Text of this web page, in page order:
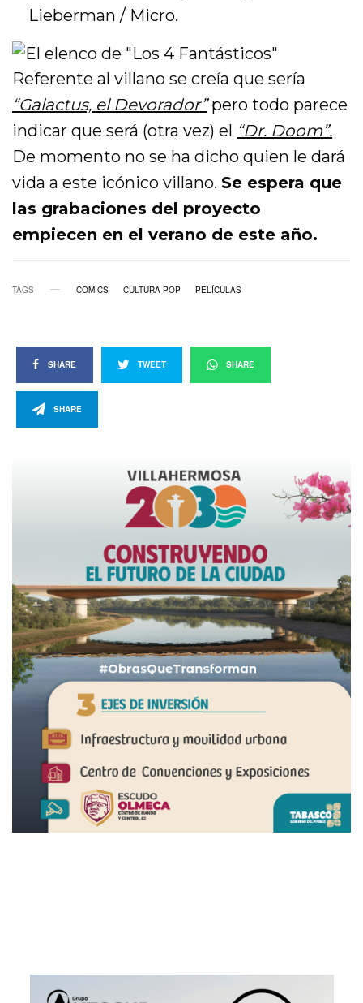
Lieberman / Micro.
Referente al villano se creía que sería
“Galactus, el Devorador”pero todo parece
indicar que será (otra vez) el “Dr. Doom”.
De momento no se ha dicho quien le dará
vida a este icónico villano.Se espera que
las grabaciones del proyecto
empiecen en el verano de este año.
TAGS COMICS CULTURA POP PELÍCULAS
SHARE TWEET SHARE
SHARE